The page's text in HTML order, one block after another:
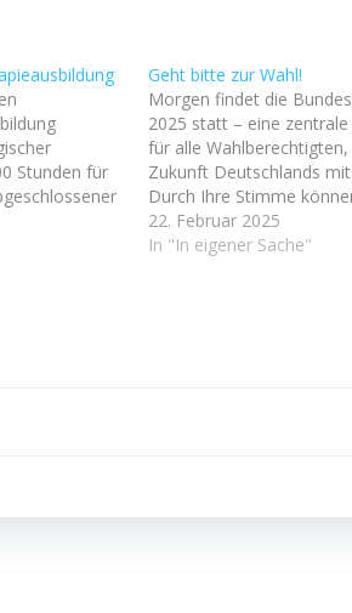
Stunden für
3000
Stunden) für
Die
Geht bitte zur Wahl!
Morgen findet die
2025 statt – eine
für alle
Zukunft Deutschlands
Durch Ihre Stimme
beitragen, welche Parteien
Personen in den nächsten
22. Februar 2025
In "In eigener Sache"